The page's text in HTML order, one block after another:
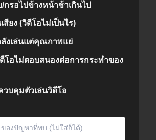
กรอไปข้างหน้าช้าเกินไป
สียง (วิดีโอไม่เป็นไร)
ลังเล่นแต่คุณภาพแย่
โอไม่ตอบสนองต่อการกระทำของ
บคุมตัวเล่นวิดีโอ